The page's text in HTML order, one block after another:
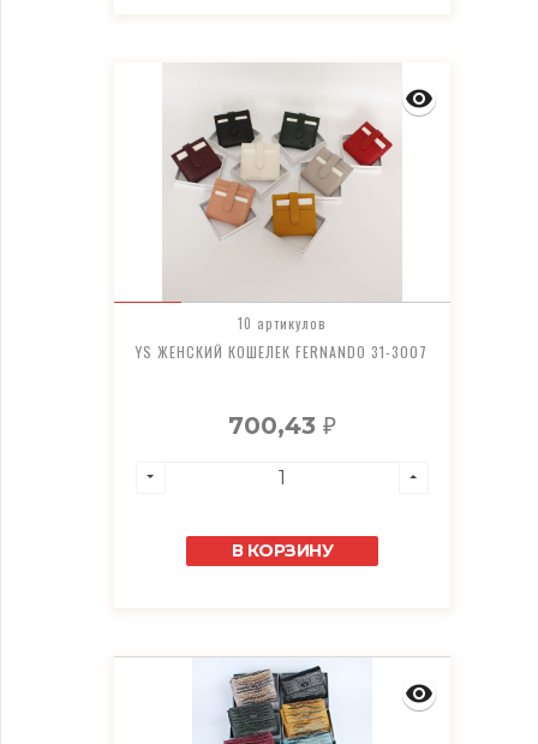
10 артикулов
YS ЖЕНСКИЙ КОШЕЛЕК FERNANDO 31-3007
700,43 ₽
В КОРЗИНУ